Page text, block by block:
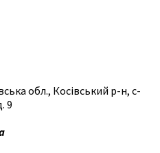
обл., Косівський р-н, с-
9